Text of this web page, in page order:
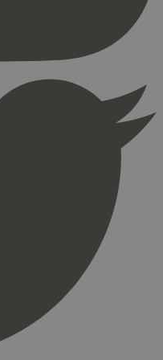
Domene
Utløpsdato
Hotjar Ltd
minutter
sekunder
minutter
sekunder
.svanemerket.no
svanemerket.no